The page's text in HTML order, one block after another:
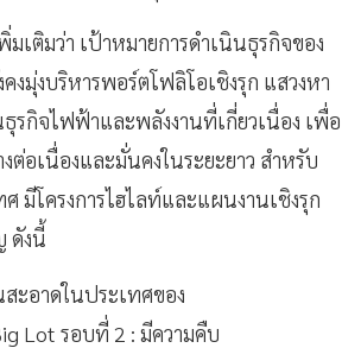
เติมว่า เป้าหมายการดำเนินธุรกิจของ
คงมุ่งบริหารพอร์ตโฟลิโอเชิงรุก แสวงหา
รกิจไฟฟ้าและพลังงานที่เกี่ยวเนื่อง เพื่อ
งต่อเนื่องและมั่นคงในระยะยาว สำหรับ
มีโครงการไฮไลท์และแผนงานเชิงรุก
ดังนี้
สะอาดในประเทศของ
Lot รอบที่ 2 : มีความคืบ